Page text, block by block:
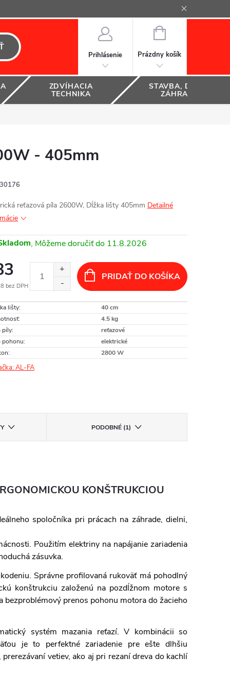
Prihlásenie
NÁKUPNÝ
Prázdny košík
ZDVÍHACIA
TECHNIKA
STAVBA, DOM A
ZÁHRADA
- 405mm
30176
reťazová píla 2600W, Dĺžka lišty 405mm Detailné
11.8.2026
bez DPH
PRIDAŤ DO KOŠÍKA
lišty:
40 cm
:
4.5 kg
píly:
reťazové
pohonu:
elektrické
: 2800 W
AL-FA
PODOBNÉ (1)
KONŠTRUKCIOU
spoločníka pri prácach na záhrade, dielni,
Použitím elektriny na napájanie zariadenia
zásuvka.
Správne profilovaná rukoväť má pohodlný
konštrukciu založenú na pozdĺžnom motore s
prenos pohonu motora do žacieho
systém mazania reťazí. V kombinácii so
je to perfektné zariadenie pre ešte dlhšiu
vetiev, ako aj pri rezaní dreva do kachlí